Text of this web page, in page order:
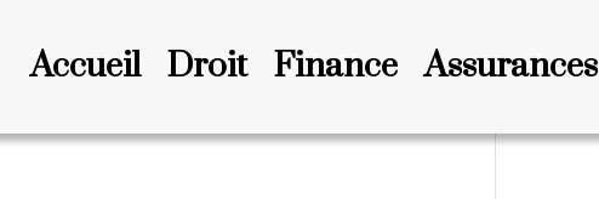
Accueil Droit Finance Assurances